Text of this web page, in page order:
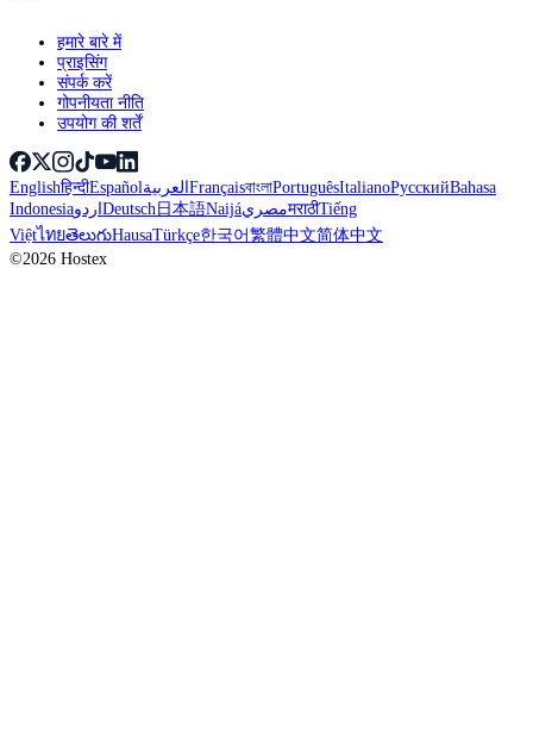
हमारे बारे में
प्राइसिंग
संपर्क करें
गोपनीयता नीति
उपयोग की शर्तें
Englishहिन्दीEspañolالعربيةFrançaisবাংলাPortuguêsItalianoРусскийBahasa
IndonesiaاردوDeutsch日本語NaijáمصريमराठीTiếng
ViệtไทยతెలుగుHausaTürkçe한국어繁體中文简体中文
©2026 Hostex